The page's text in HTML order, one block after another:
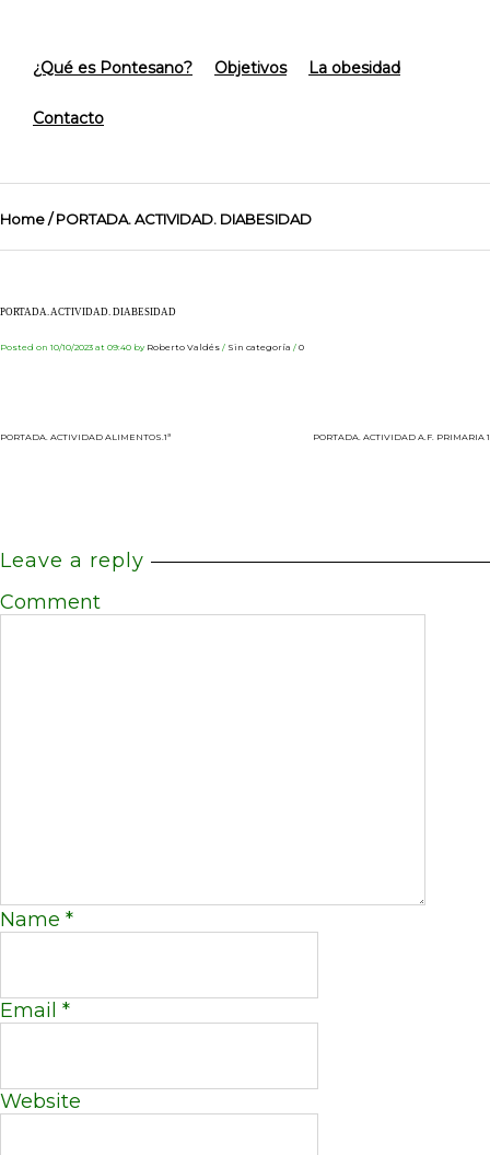
¿Qué es Pontesano? Objetivos La obesidad
Contacto
Home/ PORTADA. ACTIVIDAD. DIABESIDAD
PORTADA. ACTIVIDAD. DIABESIDAD
Posted on 10/10/2023 at 09:40 by Roberto Valdés / Sin categoría / 0
PORTADA. ACTIVIDAD ALIMENTOS.1ª PORTADA. ACTIVIDAD A.F. PRIMARIA 1
Leave a reply
Comment
Name *
Email *
Website